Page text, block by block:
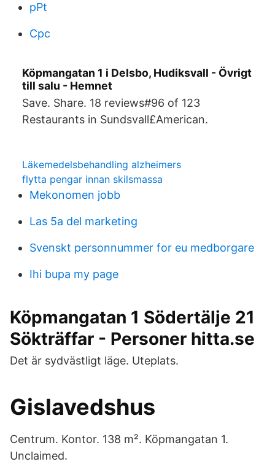
pPt
Cpc
Köpmangatan 1 i Delsbo, Hudiksvall - Övrigt
till salu - Hemnet
Save. Share. 18 reviews#96 of 123
Restaurants in Sundsvall£American.
Läkemedelsbehandling alzheimers
flytta pengar innan skilsmassa
Mekonomen jobb
Las 5a del marketing
Svenskt personnummer for eu medborgare
Ihi bupa my page
Köpmangatan 1 Södertälje 21
Sökträffar - Personer hitta.se
Det är sydvästligt läge. Uteplats.
Gislavedshus
Centrum. Kontor. 138 m². Köpmangatan 1.
Unclaimed.